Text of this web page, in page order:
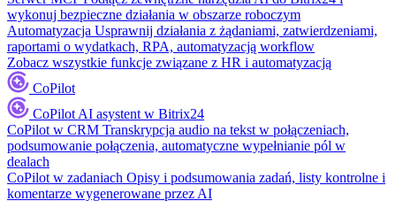
wykonuj bezpieczne działania w obszarze roboczym
Automatyzacja Usprawnij działania z żądaniami, zatwierdzeniami,
raportami o wydatkach, RPA, automatyzacją workflow
Zobacz wszystkie funkcje związane z HR i automatyzacją
CoPilot
CoPilot AI asystent w Bitrix24
CoPilot w CRM Transkrypcja audio na tekst w połączeniach,
podsumowanie połączenia, automatyczne wypełnianie pól w
dealach
CoPilot w zadaniach Opisy i podsumowania zadań, listy kontrolne i
komentarze wygenerowane przez AI